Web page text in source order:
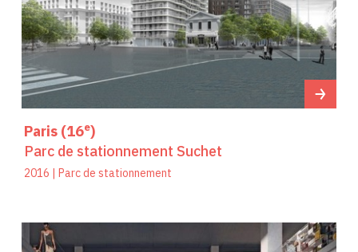
Paris (16e)
Parc de stationnement Suchet
2016 | Parc de stationnement